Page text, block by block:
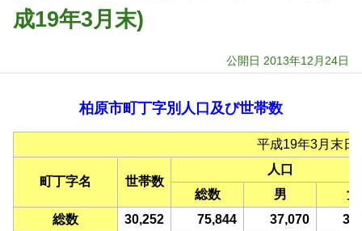
成19年3月末)
公開日 2013年12月24日
柏原市町丁字別人口及び世帯数
平成19年3月末日
町丁字名 世帯数
人口
総数
男
女
総数
30,252 75,844 37,070